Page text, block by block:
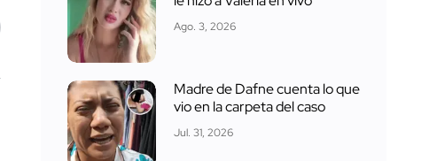
Ago. 3, 2026
Madre de Dafne cuenta lo que
vio en la carpeta del caso
Jul. 31, 2026